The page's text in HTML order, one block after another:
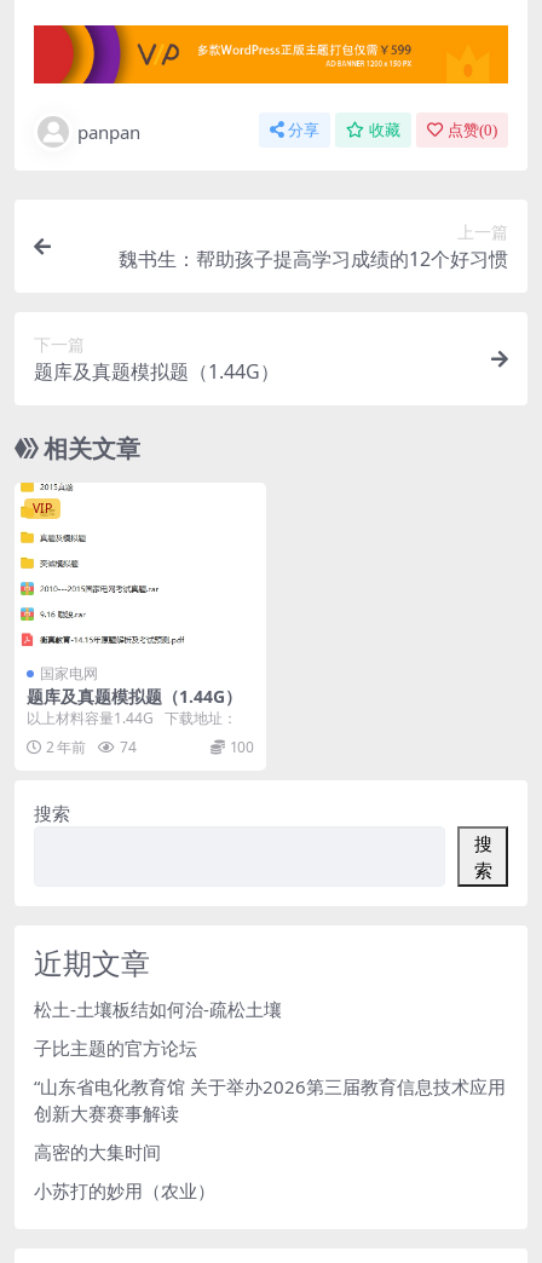
panpan 分享 收藏 点赞(0)
上一篇
魏书生：帮助孩子提高学习成绩的12个好习惯
下一篇
题库及真题模拟题（1.44G）
相关文章
VIP
国家电网
题库及真题模拟题（1.44G）
以上材料容量1.44G 下载地址：
2 年前
74 100
搜索
搜
索
近期文章
松土-土壤板结如何治-疏松土壤
子比主题的官方论坛
“山东省电化教育馆 关于举办2026第三届教育信息技术应用
创新大赛赛事解读
高密的大集时间
小苏打的妙用（农业）